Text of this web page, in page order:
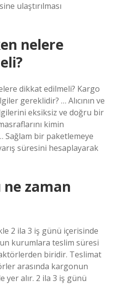
ulaştırılması
nelere
dikkat edilmeli? Kargo
gereklidir? … Alıcının ve
eksiksiz ve doğru bir
kimin
Sağlam bir paketlemeye
süresini hesaplayarak
ne zaman
2 ila 3 iş günü içerisinde
kurumlara teslim süresi
biridir. Teslimat
arasında kargonun
yer alır. 2 ila 3 iş günü